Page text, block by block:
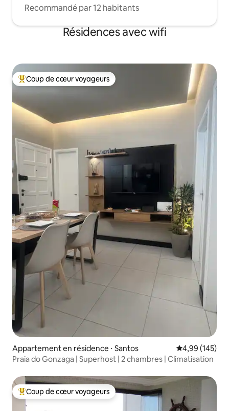
Recommandé par 12 habitants
Résidences avec wifi
Coups de cœur voyageurs les plus appréciés
Coup de cœur voyageurs
Appartement en résidence ⋅ Santos Évaluation
4,99 (145)
Praia do Gonzaga | Superhost | 2 chambres | Climatisation
Coups de cœur voyageurs les plus appréciés
Coup de cœur voyageurs